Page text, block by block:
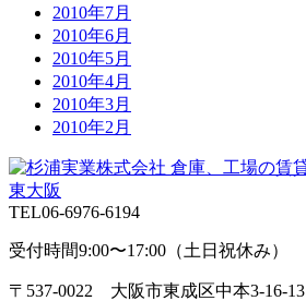
2010年7月
2010年6月
2010年5月
2010年4月
2010年3月
2010年2月
TEL06-6976-6194
受付時間9:00〜17:00（土日祝休み）
〒537-0022 大阪市東成区中本3-16-13